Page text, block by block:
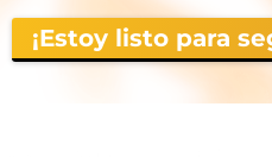
¡Estoy listo para